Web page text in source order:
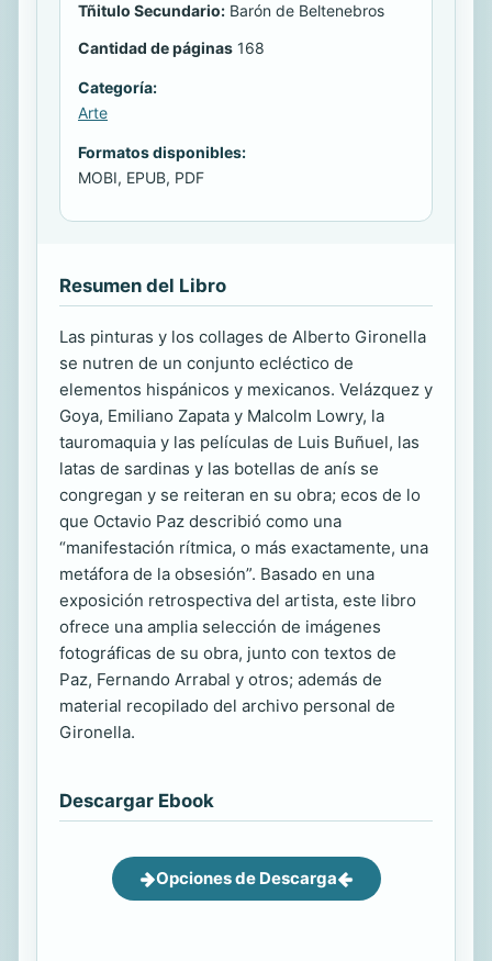
Tñitulo Secundario: Barón de Beltenebros
Cantidad de páginas 168
Categoría:
Arte
Formatos disponibles:
MOBI, EPUB, PDF
Resumen del Libro
Las pinturas y los collages de Alberto Gironella
se nutren de un conjunto ecléctico de
elementos hispánicos y mexicanos. Velázquez y
Goya, Emiliano Zapata y Malcolm Lowry, la
tauromaquia y las películas de Luis Buñuel, las
latas de sardinas y las botellas de anís se
congregan y se reiteran en su obra; ecos de lo
que Octavio Paz describió como una
“manifestación rítmica, o más exactamente, una
metáfora de la obsesión”. Basado en una
exposición retrospectiva del artista, este libro
ofrece una amplia selección de imágenes
fotográficas de su obra, junto con textos de
Paz, Fernando Arrabal y otros; además de
material recopilado del archivo personal de
Gironella.
Descargar Ebook
Opciones de Descarga